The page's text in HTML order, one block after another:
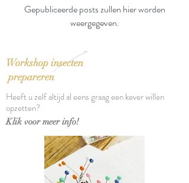
Gepubliceerde posts zullen hier worden
weergegeven.
Workshop insecten
prepareren
Heeft u zelf altijd al eens graag een kever willen
opzetten?
Klik voor meer info!